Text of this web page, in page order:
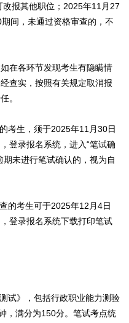
报其他职位；2025年11月27
间，未通过资格审查的，不
各环节发现考生有隐瞒情
查实，按照有关规定取消报
。
生，须于2025年11月30日
登录报名系统，进入“笔试确
未进行笔试确认的，视为自
考生可于2025年12月4日
登录报名系统下载打印笔试
》，包括行政职业能力测验
，满分为150分。笔试考点统